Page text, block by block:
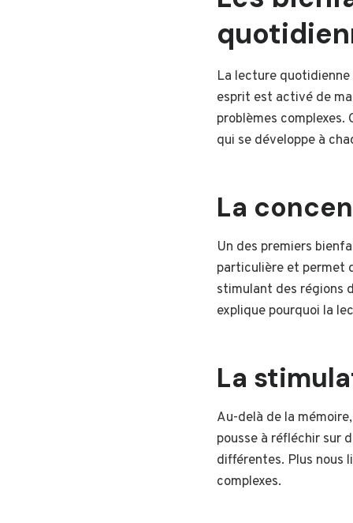
La lecture
esprit est activé de
problèmes complexes.
qui se développe à
La
Un des premiers
particulière et permet
stimulant des régions
explique pourquoi la
La
Au-delà de la
pousse à réfléchir sur
différentes. Plus nous
complexes.